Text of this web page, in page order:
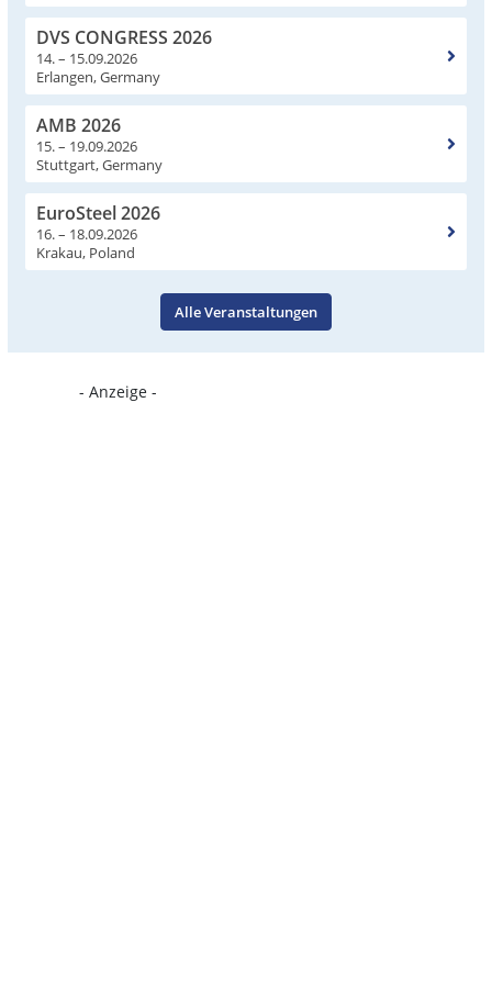
DVS CONGRESS 2026
14. – 15.09.2026
Erlangen, Germany
AMB 2026
15. – 19.09.2026
Stuttgart, Germany
EuroSteel 2026
16. – 18.09.2026
Krakau, Poland
Alle Veranstaltungen
- Anzeige -